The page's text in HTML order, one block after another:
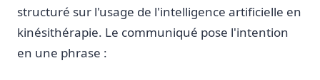
structuré sur l'usage de l'intelligence artificielle en
kinésithérapie. Le communiqué pose l'intention
en une phrase :